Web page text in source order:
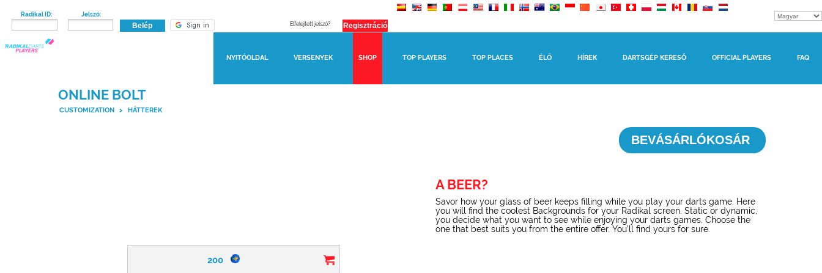
Radikal ID: Jelszó:
Elfelejtett jelszó?
NYITÓOLDAL VERSENYEK SHOP TOP PLAYERS TOP PLACES ÉLŐ HÍREK DARTSGÉP KERESŐ OFFICIAL PLAYERS FAQ
ONLINE BOLT
CUSTOMIZATION > HÁTTEREK
BEVÁSÁRLÓKOSÁR
A BEER?
Savor how your glass of beer keeps filling while you play your darts game. Here
you will find the coolest Backgrounds for your Radikal screen. Static or dynamic,
you decide what you want to see while enjoying your darts games. Choose the
one that best suits you from the entire offer. You’ll find yours for sure.
200